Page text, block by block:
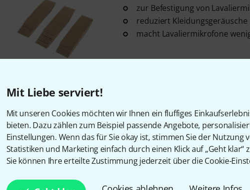
Mit Liebe serviert!
Mit unseren Cookies möchten wir Ihnen ein fluffiges
bieten. Dazu zählen zum Beispiel passende Angebote,
Einstellungen. Wenn das für Sie okay ist, stimmen Sie der Nutzung
Statistiken und Marketing einfach durch einen Klick auf „Geht klar“
Sie können Ihre erteilte Zustimmung jederzeit über die Cookie-
zur Befestigung von
reduziert Kleidungsgeräusche
macht Lavaliermikrofone
1
Camouflage für
9 farbige
3x weiß, 3x braun)
30x Befestigungsklebekreise